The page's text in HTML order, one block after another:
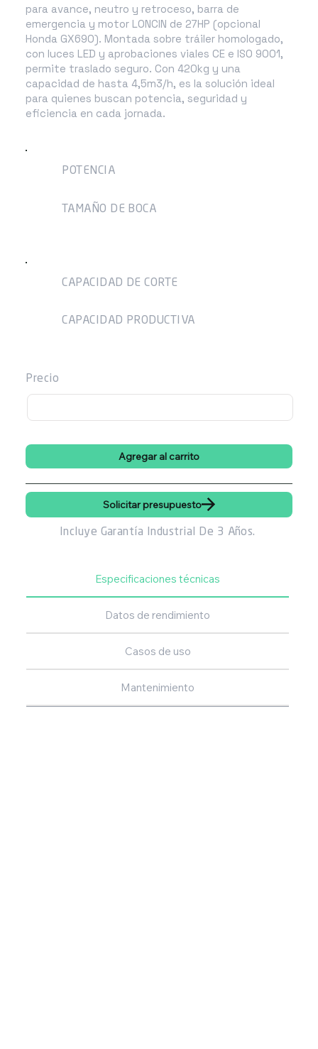
para avance, neutro y retroceso, barra de
emergencia y motor LONCIN de 27HP (opcional
Honda GX690). Montada sobre tráiler homologado,
con luces LED y aprobaciones viales CE e ISO 9001,
permite traslado seguro. Con 420kg y una
capacidad de hasta 4,5m3/h, es la solución ideal
para quienes buscan potencia, seguridad y
eficiencia en cada jornada.
POTENCIA
TAMAÑO DE BOCA
Precio
Agregar al carrito
Incluye Garantía Industrial De 3 Años.
CAPACIDAD DE CORTE
CAPACIDAD PRODUCTIVA
Solicitar presupuesto
Especificaciones técnicas
Datos de rendimiento
Casos de uso
Mantenimiento